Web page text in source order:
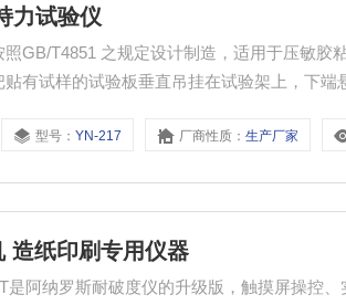
力试验仪
GB/T4851 之规定设计制造，适用于压敏胶
有试样的试验板垂直吊挂在试验架上，下端
型号：YN-217 厂商性质：生产厂家
造纸印刷专用仪器
是阿纳罗斯耐破度仪的升级版，触摸屏操控